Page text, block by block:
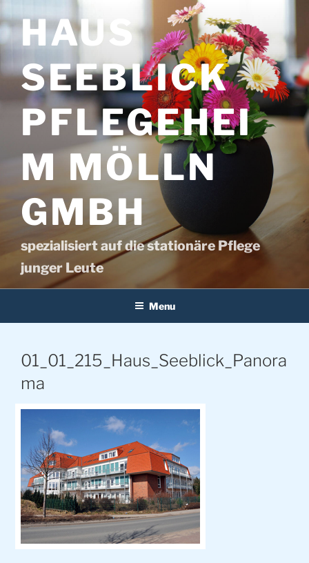
to
contentHAUS
SEEBLICK
PFLEGEHEI
M MÖLLN
GMBH
spezialisiert auf die stationäre Pflege
junger Leute
Menu
01_01_215_Haus_Seeblick_Panora
ma